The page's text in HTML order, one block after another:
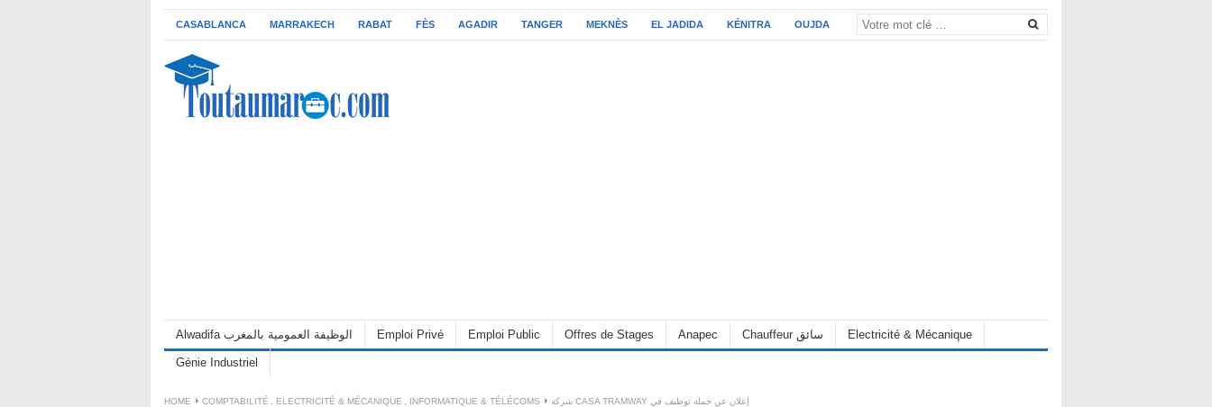
CASABLANCA MARRAKECH RABAT FÈS AGADIR TANGER MEKNÈS EL JADIDA KÉNITRA OUJDA
Alwadifa الوظيفة العمومية بالمغرب Emploi Privé Emploi Public Offres de Stages Anapec Chauffeur سائق Electricité & Mécanique
Génie Industriel
HOME COMPTABILITÉ ELECTRICITÉ & MÉCANIQUE INFORMATIQUE & TÉLÉCOMS
شركة CASA TRAMWAY إعلان عن حملة توظيف في